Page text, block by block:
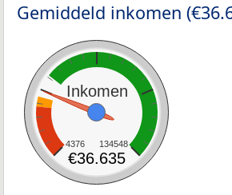
Gemiddeld inkomen
Inkomen
4376 134548
€36.635